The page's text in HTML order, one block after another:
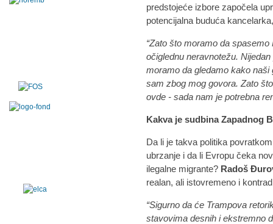
predstojeće izbore započela
potencijalna buduća
“Zato što moramo da
očiglednu neravnotežu.
moramo da gledamo kako
sam zbog mog govora. Zato
ovde - sada nam je potrebna
Kakva je sudbina Zapadnog
Da li je takva politika
ubrzanje i da li Evropu čeka
ilegalne migrante? Radoš
realan, ali istovremeno i
“Sigurno da će Trampova
stavovima desnih i ekstremno